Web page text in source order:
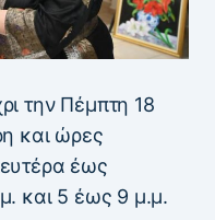
την Πέμπτη 18
και ώρες
έως
και 5 έως 9 μ.μ.